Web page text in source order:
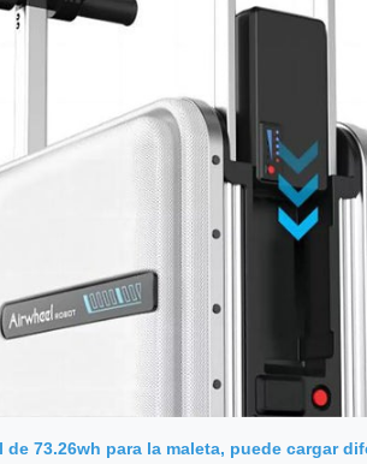
de 73.26wh para la maleta, puede cargar